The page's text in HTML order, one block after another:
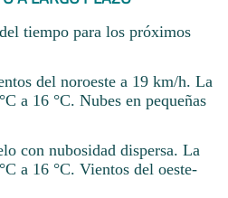
tiempo para los próximos
del noroeste a 19 km/h. La
a 16 °C. Nubes en pequeñas
con nubosidad dispersa. La
a 16 °C. Vientos del oeste-